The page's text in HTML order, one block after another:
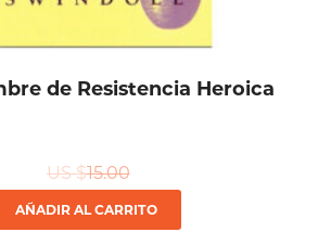
de Resistencia Heroica
US $15.00
AÑADIR AL CARRITO